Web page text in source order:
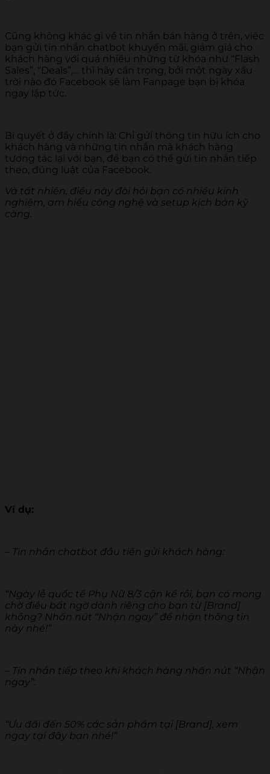
Cũng không khác gì về tin nhắn bán hàng ở trên, việc
bạn gửi tin nhắn chatbot khuyến mãi, giảm giá cho
khách hàng với quá nhiều những từ khóa như “Flash
Sales”, “Deals”,… thì hãy cẩn trọng, bởi một ngày xấu
trời nào đó Facebook sẽ làm Fanpage bạn bị khóa
ngay lập tức.
Bí quyết ở đây chính là: Chỉ gửi thông tin hữu ích cho
khách hàng và những tin nhắn mà khách hàng
tương tác lại với bạn, để bạn có thể gửi tin nhắn tiếp
theo, đúng luật của Facebook.
Và tất nhiên, điều này đòi hỏi bạn có nhiều kinh
nghiệm, am hiểu công nghệ và setup kịch bản kỹ
càng.
Ví dụ:
– Tin nhắn chatbot đầu tiên gửi khách hàng:
“Ngày lễ quốc tế Phụ Nữ 8/3 cận kề rồi, bạn có mong
chờ điều bất ngờ dành riêng cho bạn từ [Brand]
không? Nhấn nút “Nhận ngay” để nhận thông tin
này nhé!”
– Tin nhắn tiếp theo khi khách hàng nhấn nút “Nhận
ngay”:
“Ưu đãi đến 50% các sản phẩm tại [Brand], xem
ngay tại đây bạn nhé!”